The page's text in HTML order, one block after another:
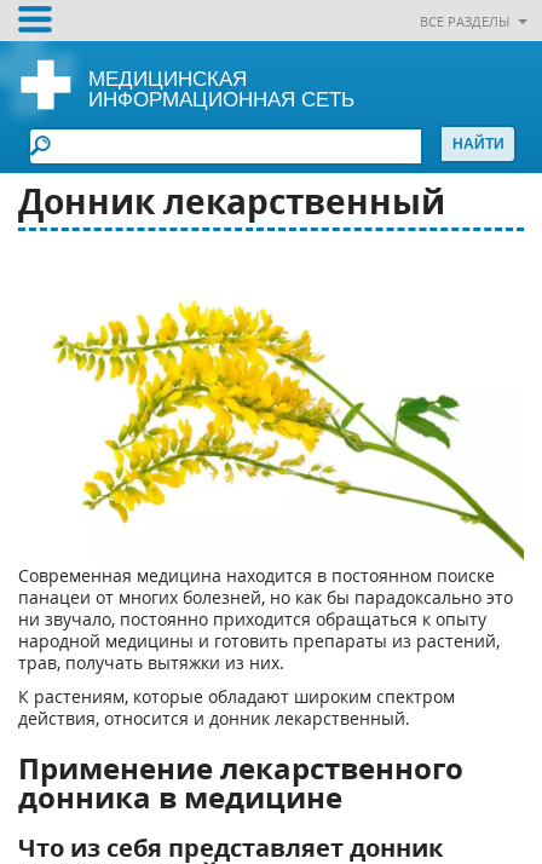
ВСЕ РАЗДЕЛЫ
МЕДИЦИНСКАЯ
ИНФОРМАЦИОННАЯ СЕТЬ
Донник лекарственный
Современная медицина находится в постоянном поиске
панацеи от многих болезней, но как бы парадоксально это
ни звучало, постоянно приходится обращаться к опыту
народной медицины и готовить препараты из растений,
трав, получать вытяжки из них.
К растениям, которые обладают широким спектром
действия, относится и донник лекарственный.
Применение лекарственного
донника в медицине
Что из себя представляет донник